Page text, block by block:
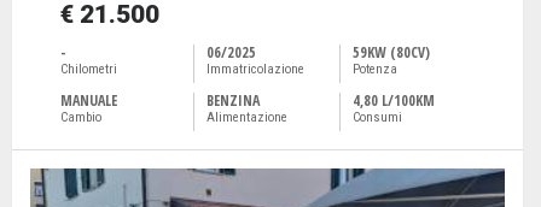
€ 21.500
-
Chilometri
06/2025
Immatricolazione
59KW (80CV)
Potenza
MANUALE
Cambio
BENZINA
Alimentazione
4,80 L/100KM
Consumi